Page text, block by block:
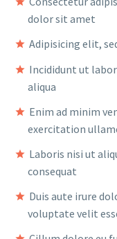
dolor sit amet
Adipisicing elit,
Incididunt ut
aliqua
Enim ad minim
exercitation
Laboris nisi ut
consequat
Duis aute irure
voluptate velit